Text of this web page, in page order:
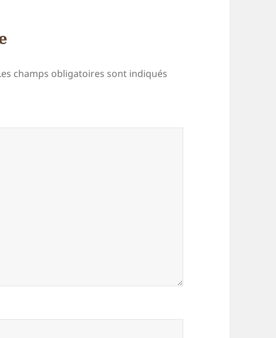
champs obligatoires sont indiqués